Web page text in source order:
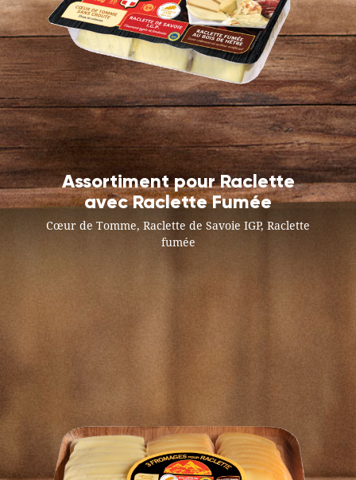
Assortiment pour Raclette
avec Raclette Fumée
Cœur de Tomme, Raclette de Savoie IGP, Raclette
fumée